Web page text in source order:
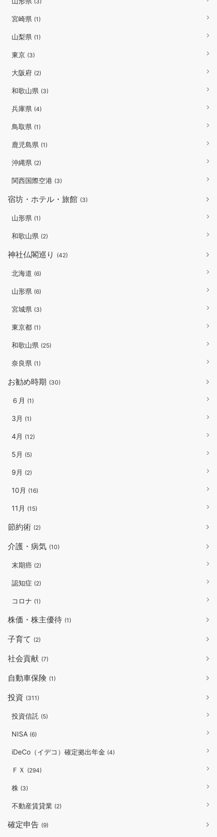
宮崎県 (1)
山梨県 (1)
東京 (3)
大阪府 (2)
和歌山県 (3)
兵庫県 (4)
鳥取県 (1)
鹿児島県 (1)
沖縄県 (2)
関西国際空港 (3)
宿坊・ホテル・旅館 (3)
山形県 (1)
和歌山県 (2)
神社仏閣巡り (42)
北海道 (6)
山形県 (6)
宮城県 (3)
東京都 (1)
和歌山県 (25)
奈良県 (1)
お勧め時期 (30)
６月 (1)
3月 (1)
4月 (12)
5月 (5)
9月 (2)
10月 (16)
11月 (15)
節約術 (2)
介護・病気 (10)
末期癌 (2)
認知症 (2)
コロナ (1)
株価・株主優待 (1)
子育て (2)
社会貢献 (7)
自動車保険 (1)
投資 (311)
投資信託 (5)
NISA (6)
iDeCo（イデコ）確定拠出年金 (4)
ＦＸ (294)
株 (3)
不動産賃貸業 (2)
確定申告 (9)